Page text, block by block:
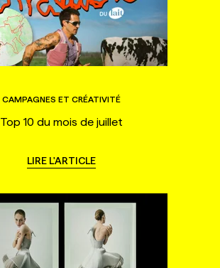
CAMPAGNES ET CRÉATIVITÉ
Top 10 du mois de juillet
LIRE L'ARTICLE